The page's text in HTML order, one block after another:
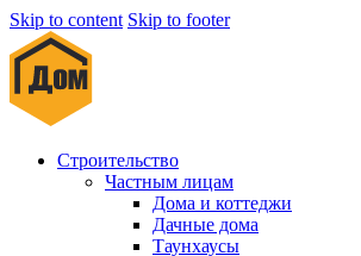
Skip to content Skip to footer
Строительство
Частным лицам
Дома и коттеджи
Дачные дома
Таунхаусы